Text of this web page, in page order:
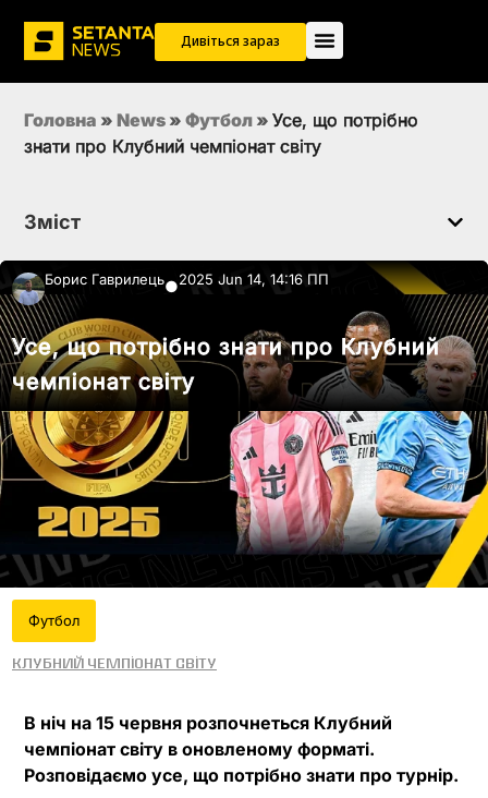
Дивіться зараз
Головна » News » Футбол » Усе, що потрібно
знати про Клубний чемпіонат світу
Зміст
Борис Гаврилець●2025 Jun 14, 14:16 ПП
Усе, що потрібно знати про Клубний
чемпіонат світу
Футбол
Клубний чемпіонат світу
В ніч на 15 червня розпочнеться Клубний
чемпіонат світу в оновленому форматі.
Розповідаємо усе, що потрібно знати про турнір.